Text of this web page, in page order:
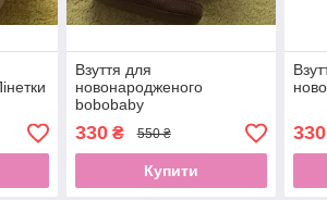
Взуття для
новонародженого
bobobaby
330₴ 550 ₴
Купити
330